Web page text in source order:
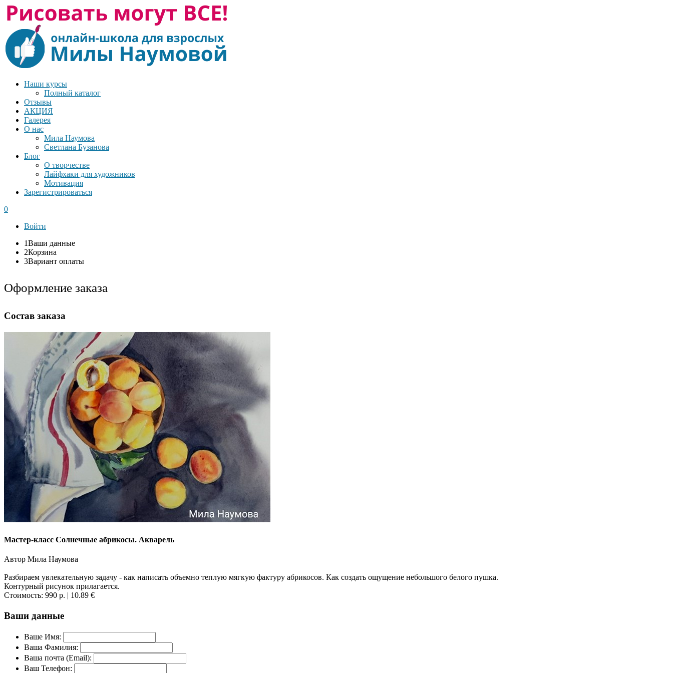
Наши курсы
Полный каталог
Отзывы
АКЦИЯ
Галерея
О нас
Мила Наумова
Светлана Бузанова
Блог
О творчестве
Лайфхаки для художников
Мотивация
Зарегистрироваться
0
Войти
1Ваши данные
2Корзина
3Вариант оплаты
Оформление заказа
Состав заказа
Мастер-класс Солнечные абрикосы. Акварель
Автор Мила Наумова
Разбираем увлекательную задачу - как написать объемно теплую мягкую фактуру абрикосов. Как создать ощущение небольшого белого пушка.
Контурный рисунок прилагается.
Стоимость: 990 р. | 10.89 €
Ваши данные
Ваше Имя:
Ваша Фамилия:
Ваша почта (Email):
Ваш Телефон: